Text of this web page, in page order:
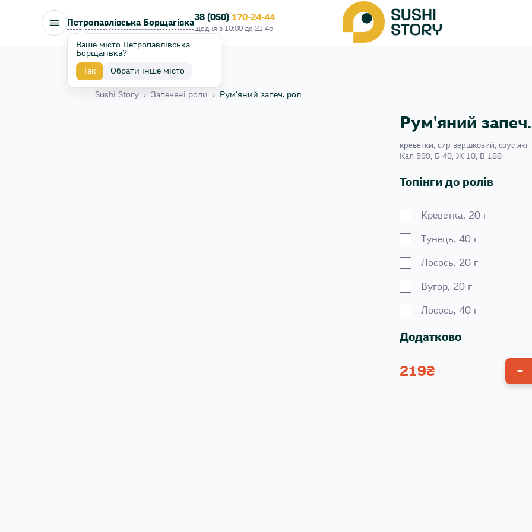
Петропавлівська Борщагівка
Ваше місто Петропавлівська
Борщагівка?
Так Обрати інше місто
38 (050) 170-24-44
щодня з 10:00 до 21:45
Назад
Sushi Story › Запечені роли › Рум'яний запеч. рол
Рум'яний
креветки, сир вершковий, соус
Кал 599, Б 49, Ж 10, В 188
Топінги до ролів
Креветка, 20 г
Тунець, 40 г
Лосось, 20 г
Вугор, 20 г
Лосось, 40 г
Додатково
Спайсі соус 100 г
219₴